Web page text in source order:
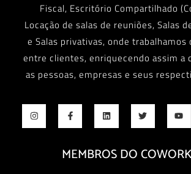
Fiscal, Escritório Compartilhado
Locação de salas de reuniões, Salas
e Salas privativas, onde
entre clientes, enriquecendo assim a
as pessoas, empresas e seus
MEMBROS DO